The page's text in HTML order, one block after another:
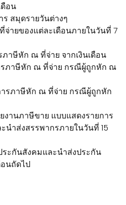
อน
สมุดรายวันต่างๆ
ายของแต่ละเดือนภายในวันที่ 7
ภาษีหัก ณ ที่จ่าย จากเงินเดือน
รภาษีหัก ณ ที่จ่าย กรณีผู้ถูกหัก ณ
ารภาษีหัก ณ ที่จ่าย กรณีผู้ถูกหัก
งานภาษีขาย แบบแสดงรายการ
ำส่งสรรพากรภายในวันที่ 15
ะกันสังคมและนำส่งประกัน
นถัดไป